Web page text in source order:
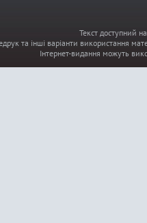
Текст доступний
та інші варіанти використання
Інтернет-видання можуть